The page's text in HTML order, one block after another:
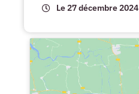
Le 27 décembre 2024